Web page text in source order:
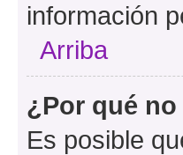
información
Arriba
¿Por qué
Es posible